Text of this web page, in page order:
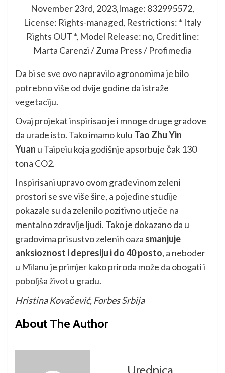
November 23rd, 2023,Image: 832995572,
License: Rights-managed, Restrictions: * Italy
Rights OUT *, Model Release: no, Credit line:
Marta Carenzi / Zuma Press / Profimedia
Da bi se sve ovo napravilo agronomima je bilo
potrebno više od dvije godine da istraže
vegetaciju.
Ovaj projekat inspirisao je i mnoge druge gradove
da urade isto. Tako imamo kulu Tao Zhu Yin
Yuan u Taipeiu koja godišnje apsorbuje čak 130
tona CO2.
Inspirisani upravo ovom građevinom zeleni
prostori se sve više šire, a pojedine studije
pokazale su da zelenilo pozitivno utječe na
mentalno zdravlje ljudi. Tako je dokazano da u
gradovima prisustvo zelenih oaza smanjuje
anksioznost i depresiju i do 40 posto, a neboder
u Milanu je primjer kako priroda može da obogati i
poboljša život u gradu.
Hristina Kovačević, Forbes Srbija
About The Author